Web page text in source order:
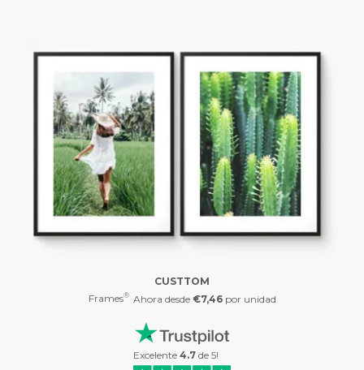
CUSTTOM
Frames® Ahora desde €7,46 por unidad
Excelente 4.7 de 5!